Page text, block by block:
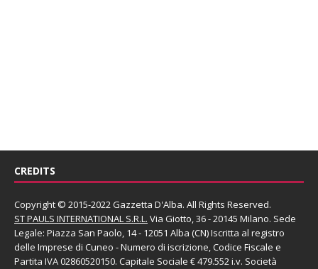
CREDITS
Copyright © 2015-2022 Gazzetta D'Alba. All Rights Reserved.
ST PAULS INTERNATIONAL S.R.L. Via Giotto, 36 - 20145 Milano. Sede
Legale: Piazza San Paolo, 14 - 12051 Alba (CN) Iscritta al registro
delle Imprese di Cuneo - Numero di iscrizione, Codice Fiscale e
Partita IVA 02860520150. Capitale Sociale € 479.552 i.v. Società